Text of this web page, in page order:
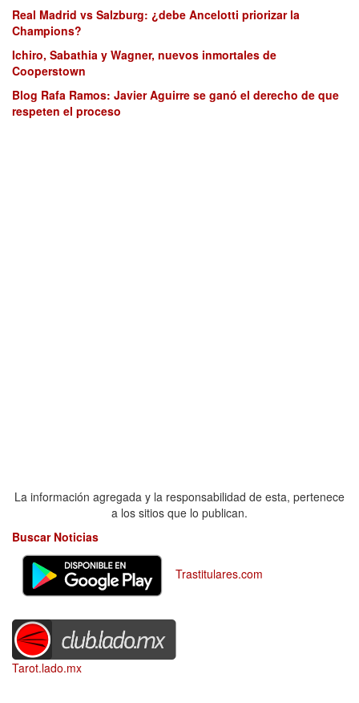
Real Madrid vs Salzburg: ¿debe Ancelotti priorizar la
Champions?
Ichiro, Sabathia y Wagner, nuevos inmortales de
Cooperstown
Blog Rafa Ramos: Javier Aguirre se ganó el derecho de que
respeten el proceso
La información agregada y la responsabilidad de esta, pertenece
a los sitios que lo publican.
Buscar Noticias
Trastitulares.com
Tarot.lado.mx